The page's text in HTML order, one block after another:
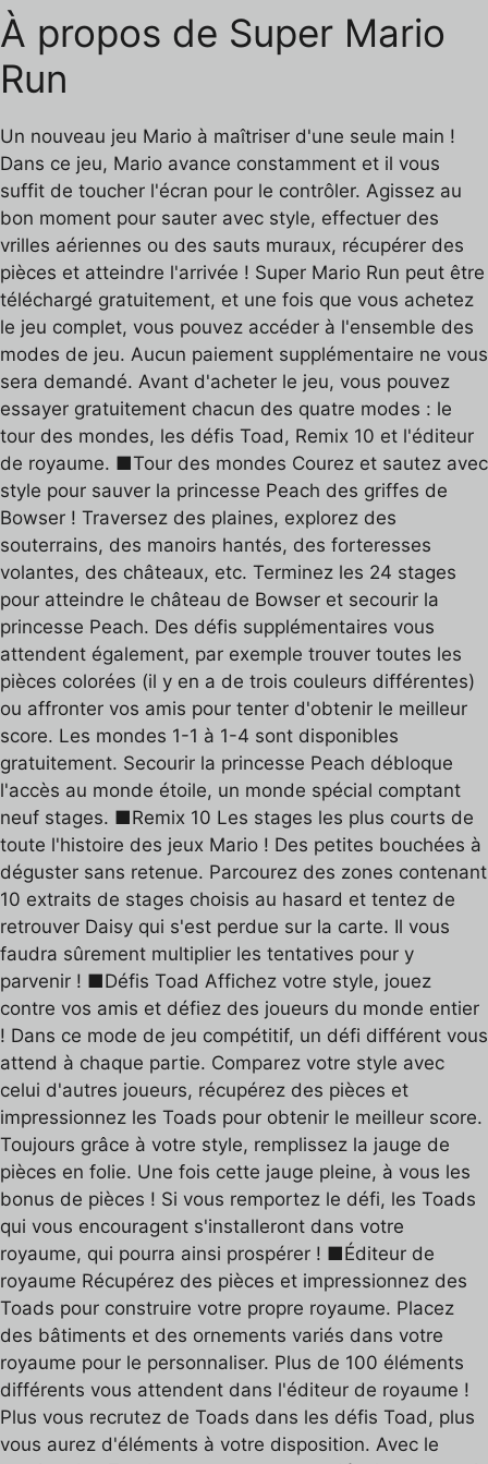
À propos de Super Mario
Run
Un nouveau jeu Mario à maîtriser d'une seule main !
Dans ce jeu, Mario avance constamment et il vous
suffit de toucher l'écran pour le contrôler. Agissez au
bon moment pour sauter avec style, effectuer des
vrilles aériennes ou des sauts muraux, récupérer des
pièces et atteindre l'arrivée ! Super Mario Run peut être
téléchargé gratuitement, et une fois que vous achetez
le jeu complet, vous pouvez accéder à l'ensemble des
modes de jeu. Aucun paiement supplémentaire ne vous
sera demandé. Avant d'acheter le jeu, vous pouvez
essayer gratuitement chacun des quatre modes : le
tour des mondes, les défis Toad, Remix 10 et l'éditeur
de royaume. ■Tour des mondes Courez et sautez avec
style pour sauver la princesse Peach des griffes de
Bowser ! Traversez des plaines, explorez des
souterrains, des manoirs hantés, des forteresses
volantes, des châteaux, etc. Terminez les 24 stages
pour atteindre le château de Bowser et secourir la
princesse Peach. Des défis supplémentaires vous
attendent également, par exemple trouver toutes les
pièces colorées (il y en a de trois couleurs différentes)
ou affronter vos amis pour tenter d'obtenir le meilleur
score. Les mondes 1-1 à 1-4 sont disponibles
gratuitement. Secourir la princesse Peach débloque
l'accès au monde étoile, un monde spécial comptant
neuf stages. ■Remix 10 Les stages les plus courts de
toute l'histoire des jeux Mario ! Des petites bouchées à
déguster sans retenue. Parcourez des zones contenant
10 extraits de stages choisis au hasard et tentez de
retrouver Daisy qui s'est perdue sur la carte. Il vous
faudra sûrement multiplier les tentatives pour y
parvenir ! ■Défis Toad Affichez votre style, jouez
contre vos amis et défiez des joueurs du monde entier
! Dans ce mode de jeu compétitif, un défi différent vous
attend à chaque partie. Comparez votre style avec
celui d'autres joueurs, récupérez des pièces et
impressionnez les Toads pour obtenir le meilleur score.
Toujours grâce à votre style, remplissez la jauge de
pièces en folie. Une fois cette jauge pleine, à vous les
bonus de pièces ! Si vous remportez le défi, les Toads
qui vous encouragent s'installeront dans votre
royaume, qui pourra ainsi prospérer ! ■Éditeur de
royaume Récupérez des pièces et impressionnez des
Toads pour construire votre propre royaume. Placez
des bâtiments et des ornements variés dans votre
royaume pour le personnaliser. Plus de 100 éléments
différents vous attendent dans l'éditeur de royaume !
Plus vous recrutez de Toads dans les défis Toad, plus
vous aurez d'éléments à votre disposition. Avec le